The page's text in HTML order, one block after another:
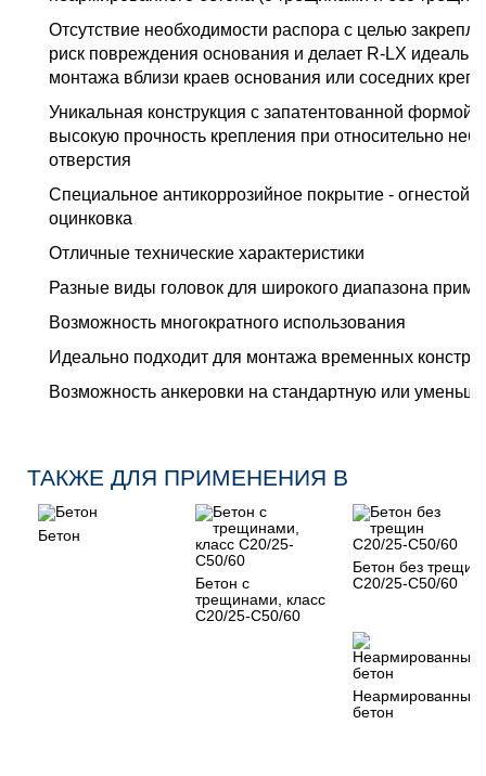
Отсутствие необходимости распора с целью
риск повреждения основания и делает R-LX
монтажа вблизи краев основания или соседних
Уникальная конструкция с запатентованной формой
высокую прочность крепления при относительно
отверстия
Специальное антикоррозийное покрытие -
оцинковка
Отличные технические характеристики
Разные виды головок для широкого диапазона
Возможность многократного использования
Идеально подходит для монтажа временных
Возможность анкеровки на стандартную или
ТАКЖЕ ДЛЯ ПРИМЕНЕНИЯ В
Бетон
Бетон с
трещинами, класс
C20/25-C50/60
Бетон без трещин
C20/25-C50/60
Неармированный
бетон